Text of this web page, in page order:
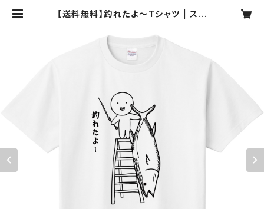
【送料無料】釣れたよ～Tシャツ | スプ